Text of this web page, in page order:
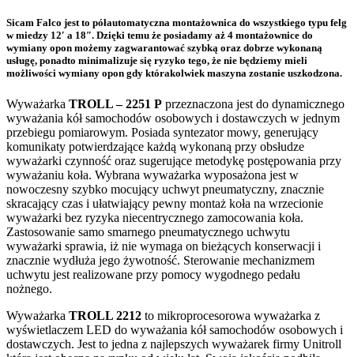
Sicam Falco jest to półautomatyczna montażownica do wszystkiego typu felg
w miedzy 12′ a 18″. Dzięki temu że posiadamy aż 4 montażownice do
wymiany opon możemy zagwarantować szybką oraz dobrze wykonaną
usługę, ponadto minimalizuje się ryzyko tego, że nie będziemy mieli
możliwości wymiany opon gdy którakolwiek maszyna zostanie uszkodzona.
Wyważarka TROLL – 2251 P przeznaczona jest do dynamicznego
wyważania kół samochodów osobowych i dostawczych w jednym
przebiegu pomiarowym. Posiada syntezator mowy, generujący
komunikaty potwierdzające każdą wykonaną przy obsłudze
wyważarki czynność oraz sugerujące metodykę postępowania przy
wyważaniu koła. Wybrana wyważarka wyposażona jest w
nowoczesny szybko mocujący uchwyt pneumatyczny, znacznie
skracający czas i ułatwiający pewny montaż koła na wrzecionie
wyważarki bez ryzyka niecentrycznego zamocowania koła.
Zastosowanie samo smarnego pneumatycznego uchwytu
wyważarki sprawia, iż nie wymaga on bieżących konserwacji i
znacznie wydłuża jego żywotność. Sterowanie mechanizmem
uchwytu jest realizowane przy pomocy wygodnego pedału
nożnego.
Wyważarka TROLL 2212 to mikroprocesorowa wyważarka z
wyświetlaczem LED do wyważania kół samochodów osobowych i
dostawczych. Jest to jedna z najlepszych wyważarek firmy Unitroll